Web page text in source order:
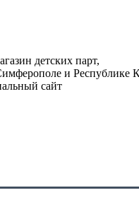
детских парт,
и Республике
сайт